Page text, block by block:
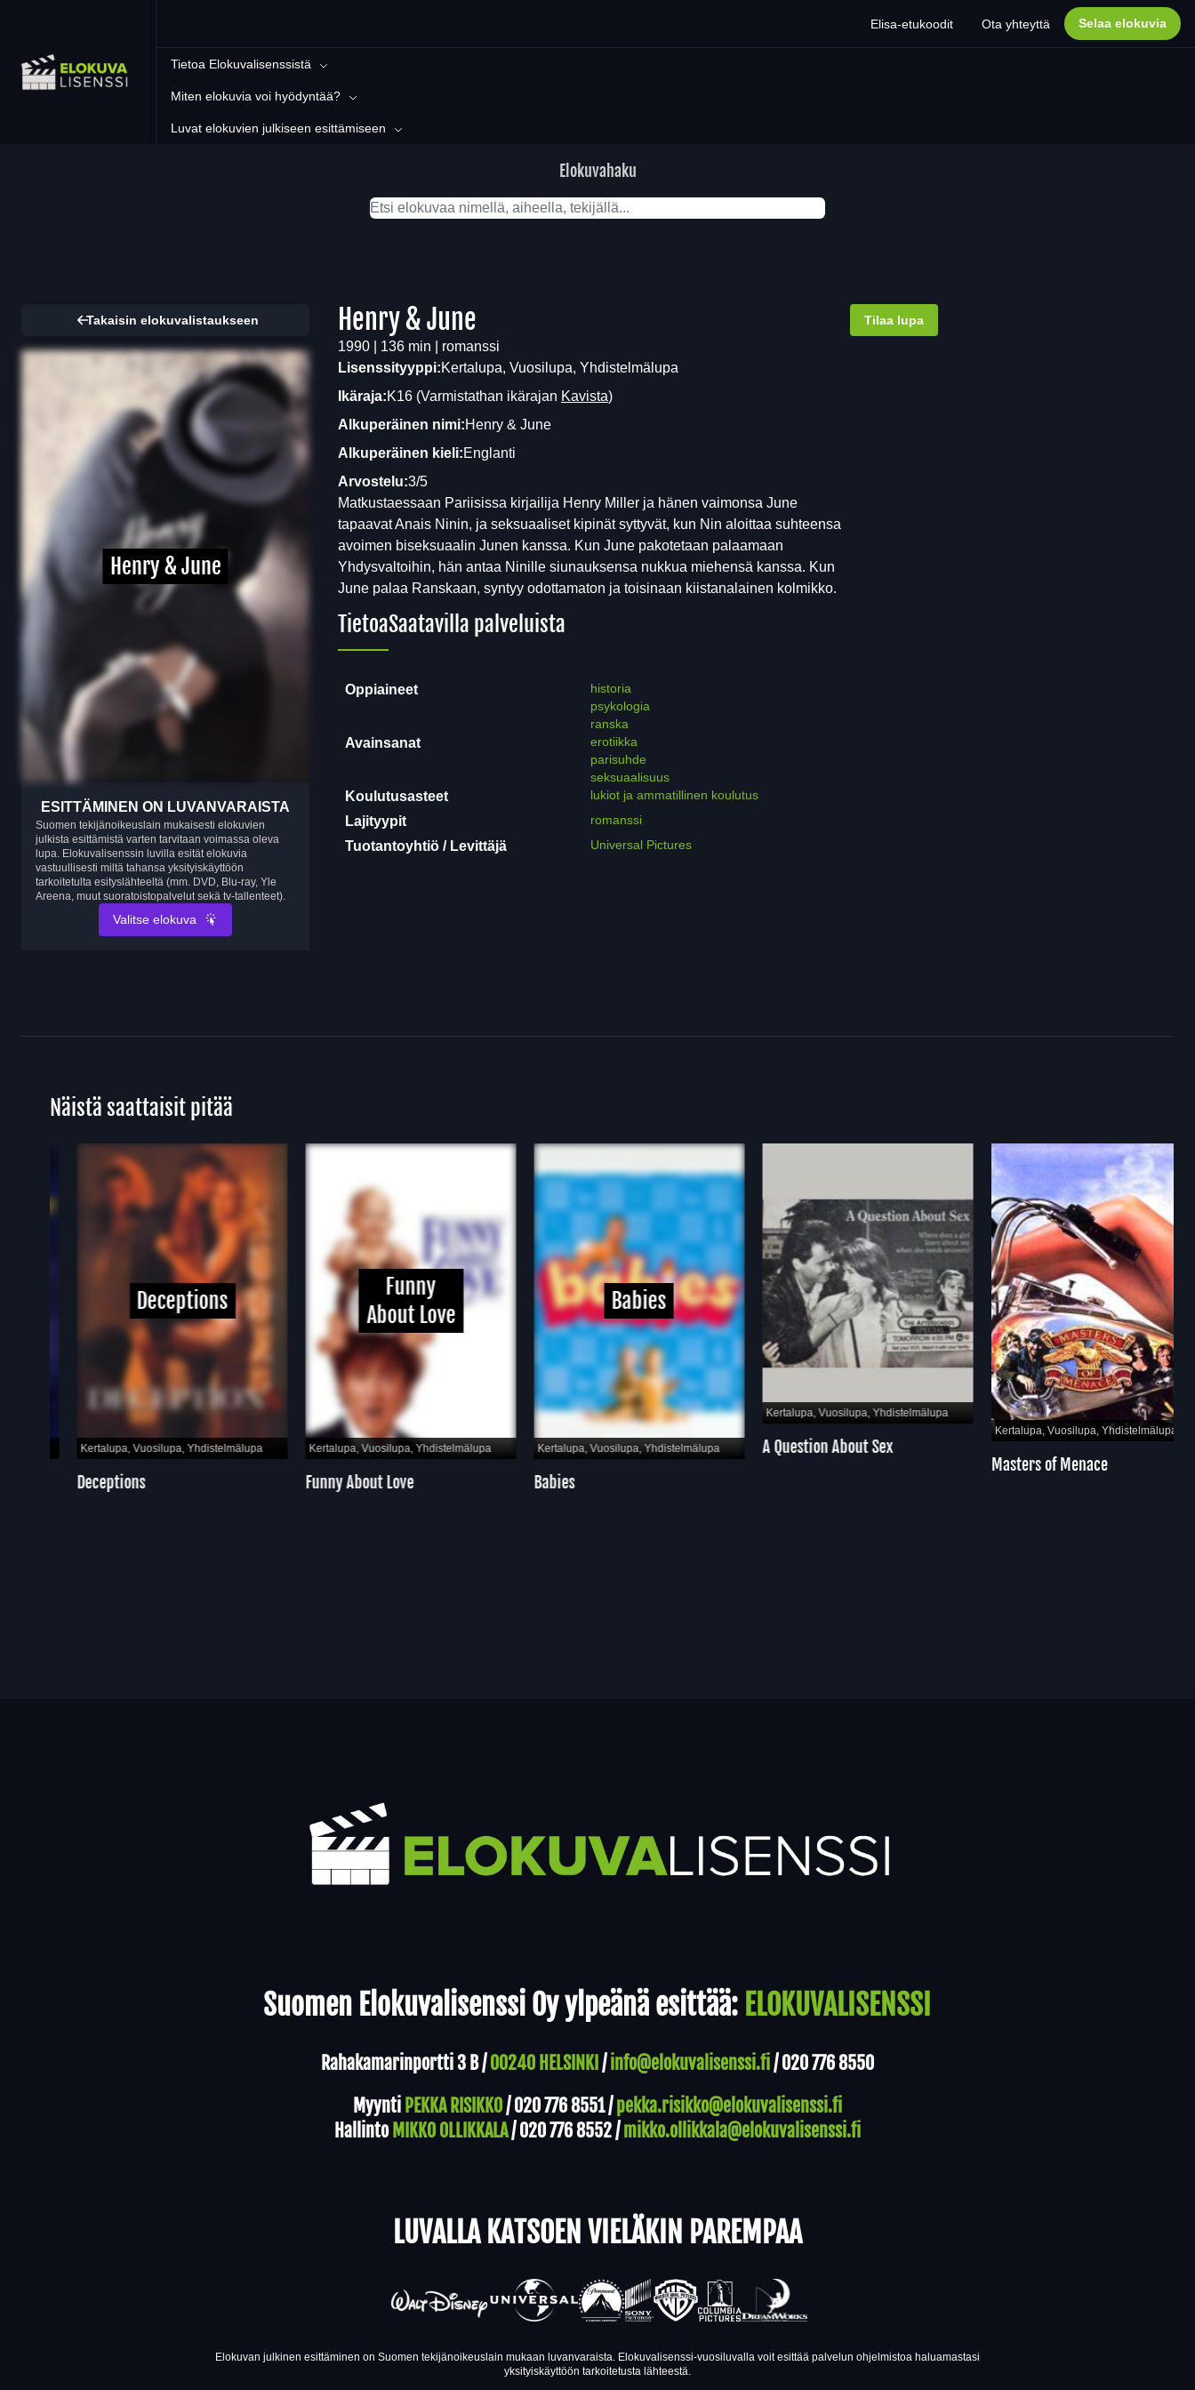
Elisa-etukoodit Ota yhteyttä Selaa elokuvia
Tietoa Elokuvalisenssistä
Miten elokuvia voi hyödyntää?
Luvat elokuvien julkiseen esittämiseen
Elokuvahaku
Takaisin elokuvalistaukseen
Henry & June
ESITTÄMINEN ON LUVANVARAISTA
Suomen tekijänoikeuslain mukaisesti elokuvien
julkista esittämistä varten tarvitaan voimassa oleva
lupa. Elokuvalisenssin luvilla esität elokuvia
vastuullisesti miltä tahansa yksityiskäyttöön
tarkoitetulta esityslähteeltä (mm. DVD, Blu-ray, Yle
Areena, muut suoratoistopalvelut sekä tv-tallenteet).
Valitse elokuva
Tilaa lupa
Henry & June
1990 | 136 min | romanssi
Lisenssityyppi:Kertalupa, Vuosilupa, Yhdistelmälupa
Ikäraja:K16 (Varmistathan ikärajan Kavista)
Alkuperäinen nimi:Henry & June
Alkuperäinen kieli:Englanti
Arvostelu:3/5
Matkustaessaan Pariisissa kirjailija Henry Miller ja hänen vaimonsa June
tapaavat Anais Ninin, ja seksuaaliset kipinät syttyvät, kun Nin aloittaa suhteensa
avoimen biseksuaalin Junen kanssa. Kun June pakotetaan palaamaan
Yhdysvaltoihin, hän antaa Ninille siunauksensa nukkua miehensä kanssa. Kun
June palaa Ranskaan, syntyy odottamaton ja toisinaan kiistanalainen kolmikko.
TietoaSaatavilla palveluista
Oppiaineet
historia
psykologia
ranska
Avainsanat
erotiikka
parisuhde
seksuaalisuus
Koulutusasteet lukiot ja ammatillinen koulutus
Lajityypit romanssi
Tuotantoyhtiö / Levittäjä Universal Pictures
Näistä saattaisit pitää
Deceptions
Kertalupa, Vuosilupa, Yhdistelmälupa
Deceptions
Funny
About Love
Kertalupa, Vuosilupa, Yhdistelmälupa
Funny About Love
Babies
Kertalupa, Vuosilupa, Yhdistelmälupa
Babies
Kertalupa, Vuosilupa, Yhdistelmälupa
A Question About Sex
Kertalupa, Vuosilupa, Yhdistelmälupa
Masters of Menace
Suomen Elokuvalisenssi Oy ylpeänä esittää: ELOKUVALISENSSI
Rahakamarinportti 3 B /00240 HELSINKI /info@elokuvalisenssi.fi/020 776 8550
Myynti PEKKA RISIKKO/020 776 8551/pekka.risikko@elokuvalisenssi.fi
Hallinto MIKKO OLLIKKALA/020 776 8552/mikko.ollikkala@elokuvalisenssi.fi
LUVALLA KATSOEN VIELÄKIN PAREMPAA
Elokuvan julkinen esittäminen on Suomen tekijänoikeuslain mukaan luvanvaraista. Elokuvalisenssi-vuosiluvalla voit esittää palvelun ohjelmistoa haluamastasi
yksityiskäyttöön tarkoitetusta lähteestä.